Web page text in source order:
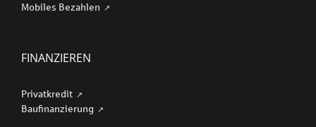
Mobiles Bezahlen
FINANZIEREN
Privatkredit
Baufinanzierung